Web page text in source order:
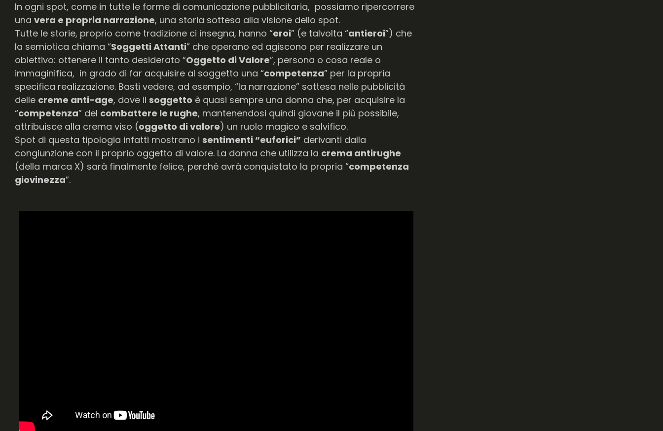
In ogni spot, come in tutte le forme di comunicazione pubblicitaria, possiamo ripercorrere
una vera e propria narrazione, una storia sottesa alla visione dello spot.
Tutte le storie, proprio come tradizione ci insegna, hanno “eroi” (e talvolta “antieroi”) che
la semiotica chiama “Soggetti Attanti” che operano ed agiscono per realizzare un
obiettivo: ottenere il tanto desiderato “Oggetto di Valore”, persona o cosa reale o
immaginifica, in grado di far acquisire al soggetto una “competenza” per la propria
specifica realizzazione. Basti vedere, ad esempio, “la narrazione” sottesa nelle pubblicità
delle creme anti-age, dove il soggetto è quasi sempre una donna che, per acquisire la
“competenza” del combattere le rughe, mantenendosi quindi giovane il più possibile,
attribuisce alla crema viso (oggetto di valore) un ruolo magico e salvifico.
Spot di questa tipologia infatti mostrano i sentimenti “euforici” derivanti dalla
congiunzione con il proprio oggetto di valore. La donna che utilizza la crema antirughe
(della marca X) sarà finalmente felice, perché avrà conquistato la propria “competenza
giovinezza”.